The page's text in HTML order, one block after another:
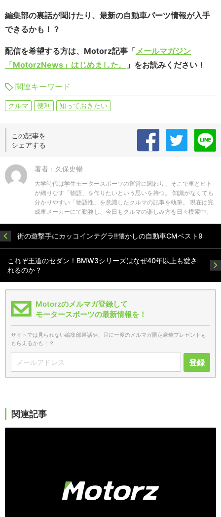
編集部の裏話が聞けたり、最新の自動車パーツ情報が入手
できるかも！？
配信を希望する方は、Motorz記事「メールマガジン
「MotorzNews」はじめました。
」をお読みください！
関連キーワード
クルマ 便利 知っておきたい
この記事を
シェアする
著者：久保史暢
大学時代は学生モータースポーツの運営に関わり、そこで車とヒト
が織りなす「物語」を作りたいという思いを持つ。 知識がなくても
分かりやすい「物語性」を意識したクルマの記事を執筆。 現在は完
成車メーカーにて勤務し、今日もクルマの楽しみ方を日々模索中。
街の遊撃手にカッコインテグラ!!懐かしの自動車CMベスト9
これぞ王道のセダン！BMW3シリーズはなぜ40年以上も愛さ
れるのか？
Motorzのメルマガ登録して
モータースポーツの最新情報を！
サイトでは見られない編集部裏話や、月に一度のメルマガ限定豪華プレゼントも
もらえるかも！？
登録
関連記事